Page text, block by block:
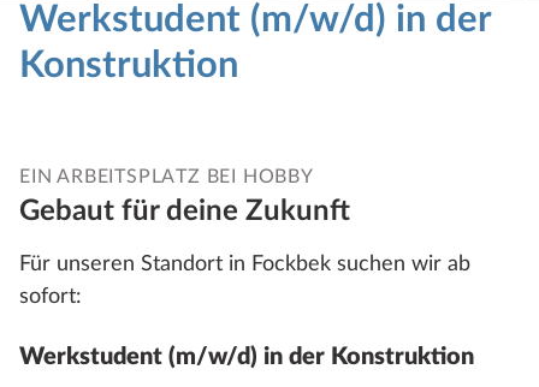
Werkstudent (m/w/d) in der
Konstruktion
EIN ARBEITSPLATZ BEI HOBBY
Gebaut für deine Zukunft
Für unseren Standort in Fockbek suchen wir ab
sofort:
Werkstudent (m/w/d) in der Konstruktion